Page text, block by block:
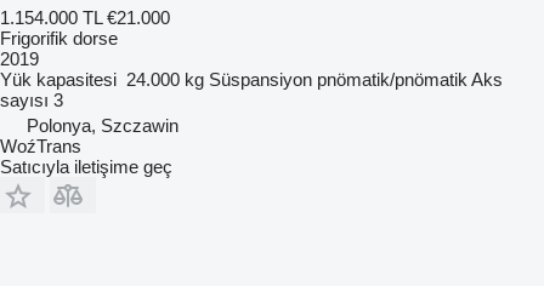
1.154.000 TL €21.000
Frigorifik dorse
2019
Yük kapasitesi 24.000 kg Süspansiyon pnömatik/pnömatik Aks
sayısı 3
Polonya, Szczawin
WoźTrans
Satıcıyla iletişime geç